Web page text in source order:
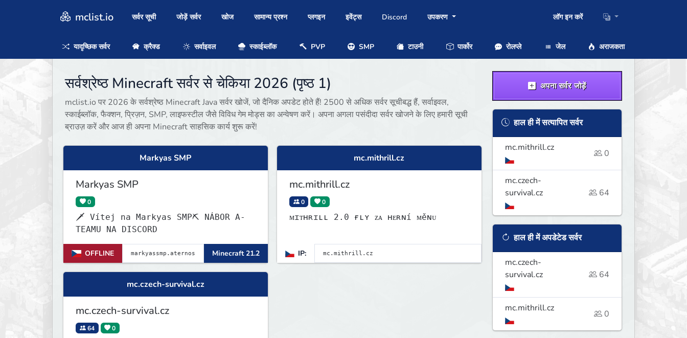
mclist.io सर्वर सूची जोड़ें सर्वर खोज सामान्य प्रश्न प्लगइन इवेंट्स Discord उपकरण लॉग इन करें
यादृच्छिक सर्वर क्रैक्ड सर्वाइवल स्काईब्लॉक PVP SMP टाउनी पार्कोर रोलप्ले जेल अराजकता
सर्वश्रेष्ठ Minecraft सर्वर से चेकिया 2026 (पृष्ठ 1)
mclist.io पर 2026 के सर्वश्रेष्ठ Minecraft Java सर्वर खोजें, जो दैनिक अपडेट होते हैं! 2500 से अधिक सर्वर सूचीबद्ध हैं, सर्वाइवल,
स्काईब्लॉक, फैक्शन, प्रिज़न, SMP, लाइफस्टील जैसे विविध गेम मोड्स का अन्वेषण करें। अपना अगला पसंदीदा सर्वर खोजने के लिए हमारी सूची
ब्राउज़ करें और आज ही अपना Minecraft साहसिक कार्य शुरू करें!
Markyas SMP
Markyas SMP
0
🗡 Vítej na Markyas SMP⛏ NÁBOR A-
TEAMU NA DISCORD
OFFLINE Minecraft 21.2
mc.mithrill.cz
mc.mithrill.cz
0 0
ᴍɪᴛʜʀɪʟʟ 2.0 ғʟʏ ᴢᴀ ʜᴇʀɴí ᴍěɴᴜ
IP:
mc.czech-survival.cz
mc.czech-survival.cz
64 0
अपना सर्वर जोड़ें
हाल ही में सत्यापित सर्वर
mc.mithrill.cz
0
mc.czech-
survival.cz
64
हाल ही में अपडेटेड सर्वर
mc.czech-
survival.cz
64
mc.mithrill.cz
0